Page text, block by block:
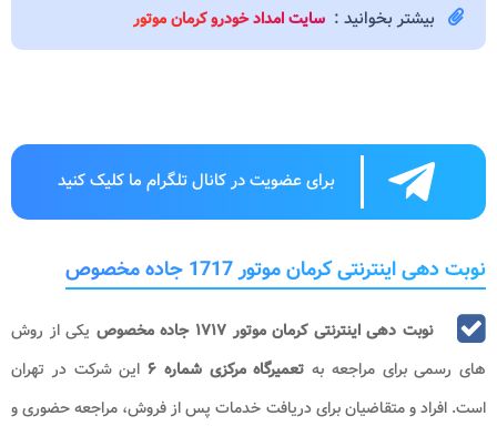
بیشتر بخوانید : سایت امداد خودرو کرمان موتور
برای عضویت در کانال تلگرام ما کلیک کنید
نوبت دهی اینترنتی کرمان موتور 1717 جاده مخصوص
نوبت دهی اینترنتی کرمان موتور ۱۷۱۷ جاده مخصوص
یکی از روش
های رسمی برای مراجعه به تعمیرگاه مرکزی شماره ۶​
این شرکت در تهران
است. افراد و متقاضیان برای دریافت خدمات پس از فروش، مراجعه حضوری و